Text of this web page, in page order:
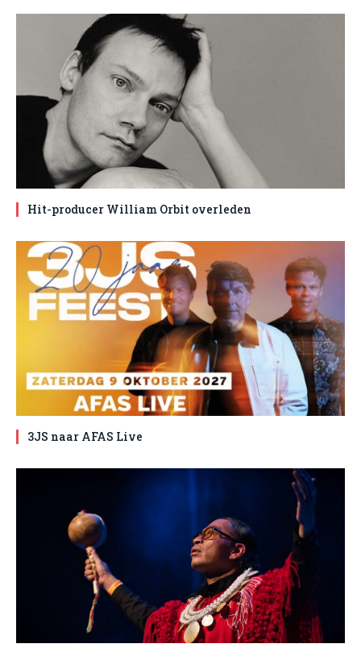
Hit-producer William Orbit overleden
3JS naar AFAS Live